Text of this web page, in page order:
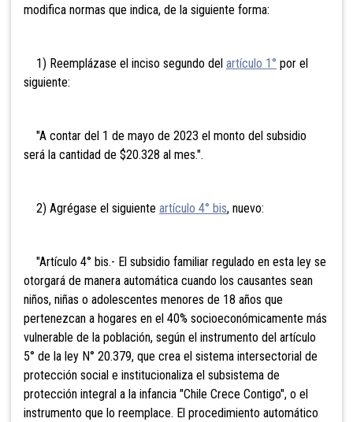
modifica normas que indica, de la siguiente forma:
1) Reemplázase el inciso segundo del artículo 1° por el
siguiente:
"A contar del 1 de mayo de 2023 el monto del subsidio
será la cantidad de $20.328 al mes.".
2) Agrégase el siguiente artículo 4° bis, nuevo:
"Artículo 4° bis.- El subsidio familiar regulado en esta ley se
otorgará de manera automática cuando los causantes sean
niños, niñas o adolescentes menores de 18 años que
pertenezcan a hogares en el 40% socioeconómicamente más
vulnerable de la población, según el instrumento del artículo
5° de la ley N° 20.379, que crea el sistema intersectorial de
protección social e institucionaliza el subsistema de
protección integral a la infancia "Chile Crece Contigo", o el
instrumento que lo reemplace. El procedimiento automático